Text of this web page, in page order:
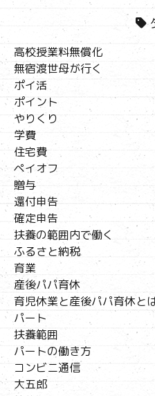
高校授業料無償化
無宿渡世母が行く
ポイ活
ポイント
やりくり
学費
住宅費
ペイオフ
贈与
還付申告
確定申告
扶養の範囲内で働く
ふるさと納税
育業
産後パパ育休
育児休業と産後パパ育休と
パート
扶養範囲
パートの働き方
コンビニ通信
大五郎